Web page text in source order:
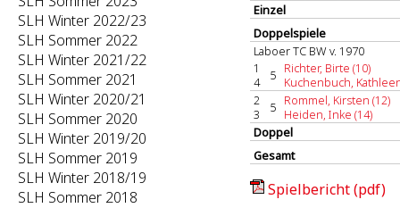
SLH Winter 2022/23
SLH Sommer 2022
SLH Winter 2021/22
SLH Sommer 2021
SLH Winter 2020/21
SLH Sommer 2020
SLH Winter 2019/20
SLH Sommer 2019
SLH Winter 2018/19
SLH Sommer 2018
Einzel
Doppelspiele
Laboer TC BW v. 1970
1
4
5 Richter, Birte (10)
Kuchenbuch,
2
3
5 Rommel, Kirsten (12)
Heiden, Inke (14)
Doppel
Gesamt
Spielbericht (pdf)